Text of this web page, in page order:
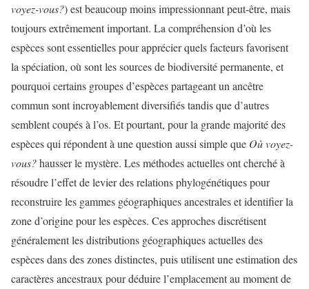
voyez-vous?) est beaucoup moins impressionnant peut-être, mais
toujours extrêmement important. La compréhension d’où les
espèces sont essentielles pour apprécier quels facteurs favorisent
la spéciation, où sont les sources de biodiversité permanente, et
pourquoi certains groupes d’espèces partageant un ancêtre
commun sont incroyablement diversifiés tandis que d’autres
semblent coupés à l’os. Et pourtant, pour la grande majorité des
espèces qui répondent à une question aussi simple que Où voyez-
vous?hausser le mystère. Les méthodes actuelles ont cherché à
résoudre l’effet de levier des relations phylogénétiques pour
reconstruire les gammes géographiques ancestrales et identifier la
zone d’origine pour les espèces. Ces approches discrétisent
généralement les distributions géographiques actuelles des
espèces dans des zones distinctes, puis utilisent une estimation des
caractères ancestraux pour déduire l’emplacement au moment de